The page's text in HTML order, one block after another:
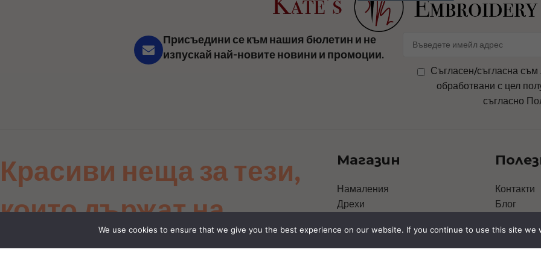
Присъедини се към нашия бюлетин и не
изпускай най-новите новини и промоции.
Съгласен/съгласна
обработвани с цел
съгласно
Красиви неща за тези,
които държат на
детайла
Магазин
Намаления
Дрехи
Аксесоари
Шапки
Контакти
Блог
Политика
Политика
We use cookies to ensure that we give you the best experience on our website. If you continue to use this site we